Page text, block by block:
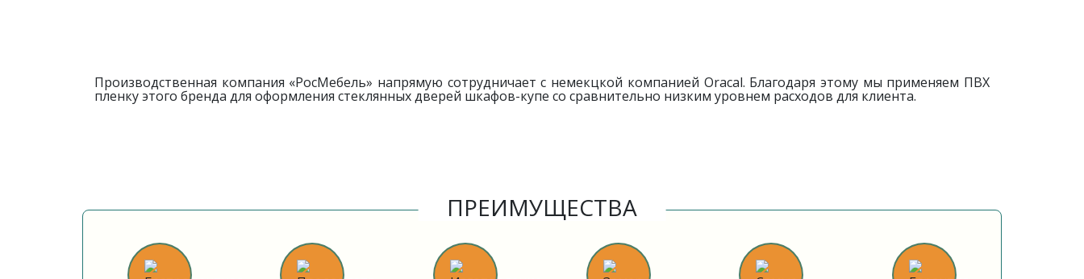
Производственная компания «РосМебель» напрямую сотрудничает с немекцкой компанией Oracal. Благодаря этому мы применяем ПВХ
пленку этого бренда для оформления стеклянных дверей шкафов-купе со сравнительно низким уровнем расходов для клиента.
ПРЕИМУЩЕСТВА